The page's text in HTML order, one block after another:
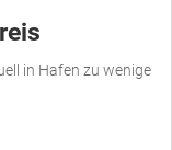
in Hafen zu wenige